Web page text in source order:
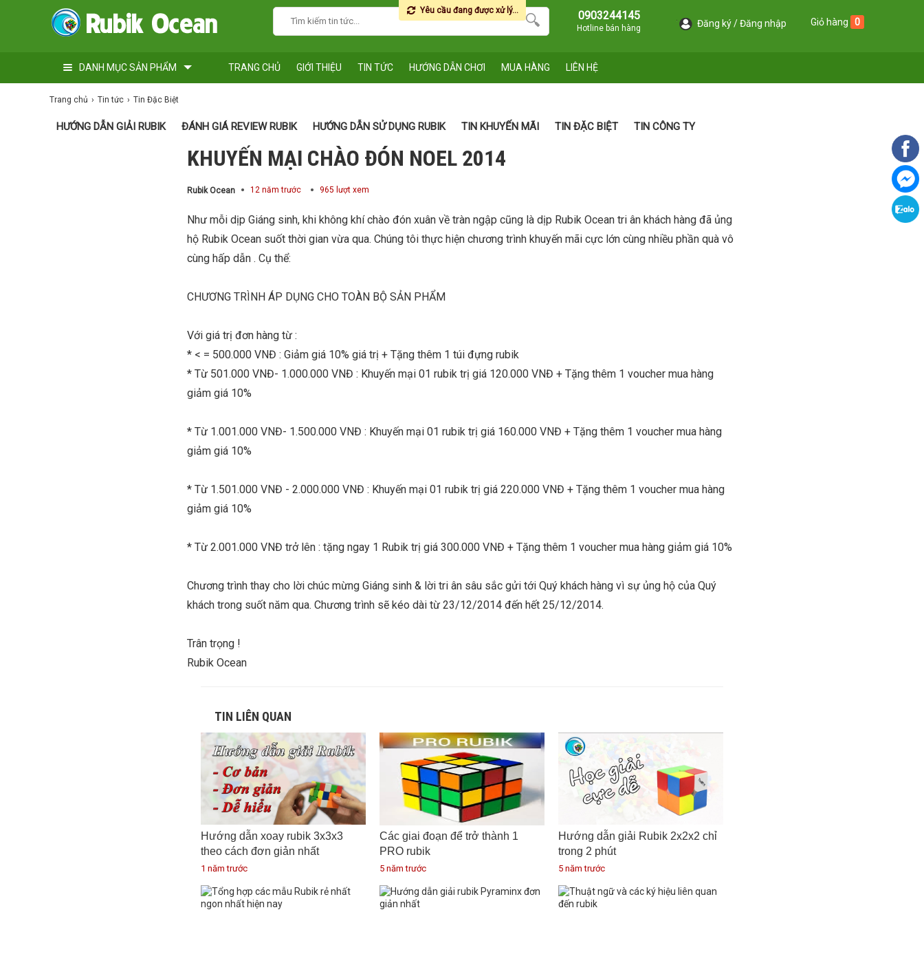
0903244145
Hotline bán hàng Đăng ký Đăng nhập Giỏ hàng 0
DANH MỤC SẢN PHẨM TRANG CHỦ GIỚI THIỆU TIN TỨC HƯỚNG DẪN CHƠI MUA HÀNG LIÊN HỆ
Trang chủ Tin tức Tin Đặc Biệt
HƯỚNG DẪN GIẢI RUBIK ĐÁNH GIÁ REVIEW RUBIK HƯỚNG DẪN SỬ DỤNG RUBIK TIN KHUYẾN MÃI TIN ĐẶC BIỆT TIN CÔNG TY
KHUYẾN MẠI CHÀO ĐÓN NOEL 2014
Rubik Ocean 12 năm trước 965 lượt xem
Như mỗi dịp Giáng sinh, khi không khí chào đón xuân về tràn ngập cũng là dịp Rubik Ocean tri ân khách hàng đã ủng
hộ Rubik Ocean suốt thời gian vừa qua. Chúng tôi thực hiện chương trình khuyến mãi cực lớn cùng nhiều phần quà vô
cùng hấp dẫn . Cụ thể:
CHƯƠNG TRÌNH ÁP DỤNG CHO TOÀN BỘ SẢN PHẨM
Với giá trị đơn hàng từ :
* < = 500.000 VNĐ : Giảm giá 10% giá trị + Tặng thêm 1 túi đựng rubik
* Từ 501.000 VNĐ- 1.000.000 VNĐ : Khuyến mại 01 rubik trị giá 120.000 VNĐ + Tặng thêm 1 voucher mua hàng
giảm giá 10%
* Từ 1.001.000 VNĐ- 1.500.000 VNĐ : Khuyến mại 01 rubik trị giá 160.000 VNĐ + Tặng thêm 1 voucher mua hàng
giảm giá 10%
* Từ 1.501.000 VNĐ - 2.000.000 VNĐ : Khuyến mại 01 rubik trị giá 220.000 VNĐ + Tặng thêm 1 voucher mua hàng
giảm giá 10%
* Từ 2.001.000 VNĐ trở lên : tặng ngay 1 Rubik trị giá 300.000 VNĐ + Tặng thêm 1 voucher mua hàng giảm giá 10%
Chương trình thay cho lời chúc mừng Giáng sinh & lời tri ân sâu sắc gửi tới Quý khách hàng vì sự ủng hộ của Quý
khách trong suốt năm qua. Chương trình sẽ kéo dài từ 23/12/2014 đến hết 25/12/2014.
Trân trọng !
Rubik Ocean
TIN LIÊN QUAN
Hướng dẫn xoay rubik 3x3x3
theo cách đơn giản nhất
1 năm trước
Các giai đoạn để trở thành 1
PRO rubik
5 năm trước
Hướng dẫn giải Rubik 2x2x2 chỉ
trong 2 phút
5 năm trước
Yêu cầu đang được xử lý...